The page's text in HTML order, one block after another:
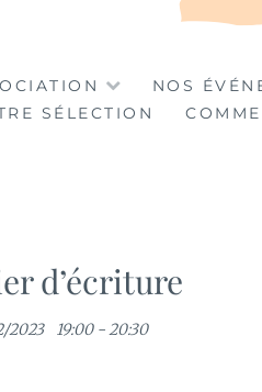
NOS
SÉLECTION
d’écriture
2023 19:00 - 20:30